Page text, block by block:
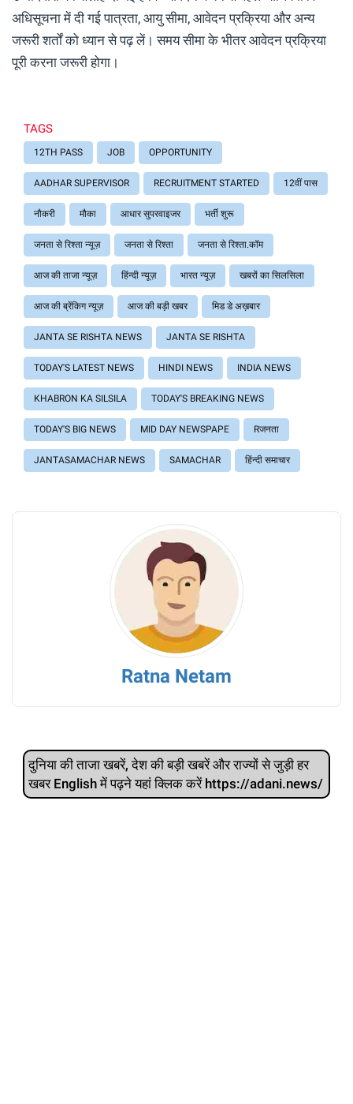
अधिसूचना में दी गई पात्रता, आयु सीमा, आवेदन प्रक्रिया और अन्य
जरूरी शर्तों को ध्यान से पढ़ लें। समय सीमा के भीतर आवेदन प्रक्रिया
पूरी करना जरूरी होगा।
TAGS
12TH PASS JOB OPPORTUNITY
AADHAR SUPERVISOR RECRUITMENT STARTED 12वीं पास
नौकरी मौका आधार सुपरवाइजर भर्ती शुरू
जनता से रिश्ता न्यूज़ जनता से रिश्ता जनता से रिश्ता.कॉम
आज की ताजा न्यूज़ हिंन्दी न्यूज़ भारत न्यूज़ खबरों का सिलसिला
आज की ब्रेंकिग न्यूज़ आज की बड़ी खबर मिड डे अख़बार
JANTA SE RISHTA NEWS JANTA SE RISHTA
TODAY'S LATEST NEWS HINDI NEWS INDIA NEWS
KHABRON KA SILSILA TODAY'S BREAKING NEWS
TODAY'S BIG NEWS MID DAY NEWSPAPE Rजनता
JANTASAMACHAR NEWS SAMACHAR हिंन्दी समाचार
Ratna Netam
दुनिया की ताजा खबरें, देश की बड़ी खबरें और राज्‍यों से जुड़ी हर
खबर English में पढ़ने यहां क्लिक करें https://adani.news/